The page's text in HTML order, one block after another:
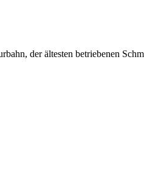
der ältesten betriebenen